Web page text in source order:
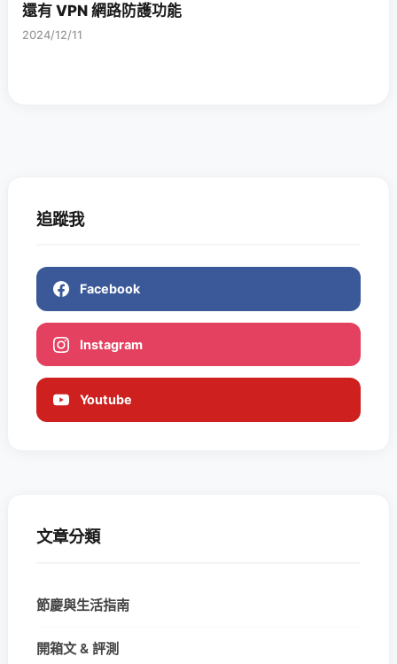
還有 VPN 網路防護功能
2024/12/11
追蹤我
Facebook
Instagram
Youtube
文章分類
節慶與生活指南
開箱文 & 評測